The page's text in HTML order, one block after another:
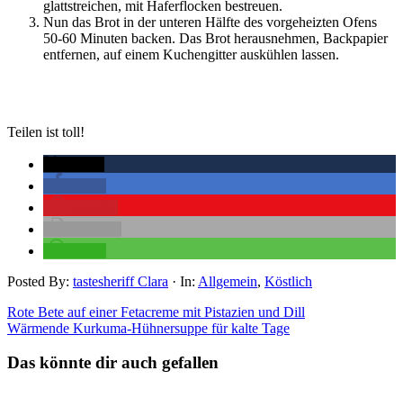
glattstreichen, mit Haferflocken bestreuen.
Nun das Brot in der unteren Hälfte des vorgeheizten Ofens
50-60 Minuten backen. Das Brot herausnehmen, Backpapier
entfernen, auf einem Kuchengitter auskühlen lassen.
Teilen ist toll!
Posted By: tastesheriff Clara · In: Allgemein, Köstlich
Rote Bete auf einer Fetacreme mit Pistazien und Dill
Wärmende Kurkuma-Hühnersuppe für kalte Tage
Das könnte dir auch gefallen